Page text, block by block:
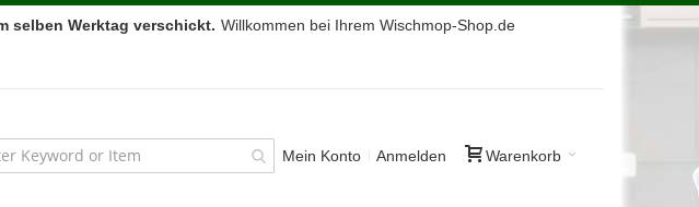
Willkommen bei Ihrem Wischmop-Shop.de
selben Werktag verschickt.
Mein Konto Anmelden Warenkorb